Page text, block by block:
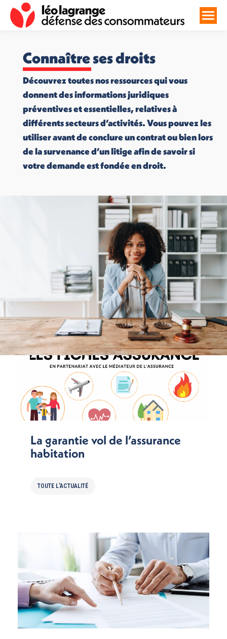
Connaître ses droits
Découvrez toutes nos ressources qui vous
donnent des informations juridiques
préventives et essentielles, relatives à
différents secteurs d’activités. Vous pouvez les
utiliser avant de conclure un contrat ou bien lors
de la survenance d’un litige afin de savoir si
votre demande est fondée en droit.
La garantie vol de l’assurance
habitation
TOUTE L'ACTUALITÉ